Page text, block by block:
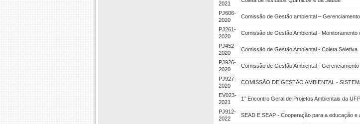
2021
PJ606-
2020
Comissão de Gestão ambiental –
PJ261-
2020
Comissão de Gestão Ambiental - Monitoramento
PJ452-
2020
Comissão de Gestão Ambiental - Coleta Seletiva
PJ926-
2020
Comissão de Gestão Ambiental -
PJ927-
2020
COMISSÃO DE GESTÃO AMBIENTAL -
EV023-
2021
1° Encontro Geral de Projetos Ambientais da
PJ912-
2022
SEAD E SEAP - Cooperação para a educação